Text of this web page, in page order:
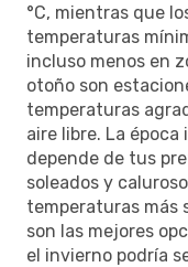
°C, mientras que
temperaturas
incluso menos en
otoño son
temperaturas
aire libre. La
depende de tus
soleados y
temperaturas más
son las mejores
el invierno podría